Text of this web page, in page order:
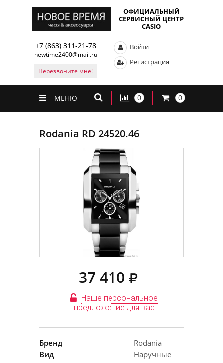
ОФИЦИАЛЬНЫЙ
СЕРВИСНЫЙ ЦЕНТР
CASIO
+7 (863) 311-21-78
newtime2400@mail.ru
Перезвоните мне!
Войти
Регистрация
МЕНЮ 0 0
Rodania RD 24520.46
37 410
Наше персональное
предложение для вас
Бренд
Rodania
Вид
Наручные